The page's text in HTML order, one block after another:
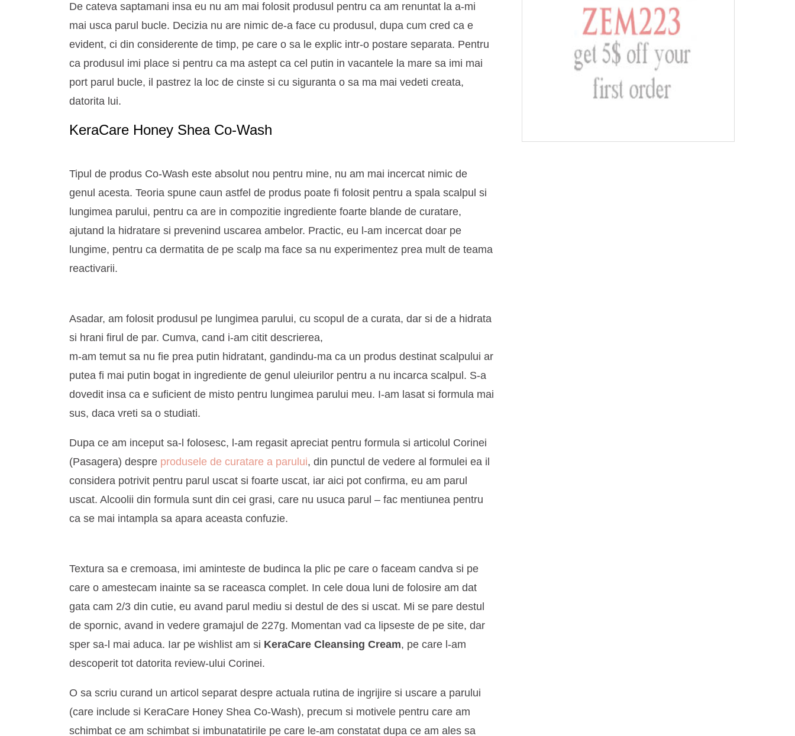
De cateva saptamani insa eu nu am mai folosit produsul pentru ca am renuntat la a-mi
mai usca parul bucle. Decizia nu are nimic de-a face cu produsul, dupa cum cred ca e
evident, ci din considerente de timp, pe care o sa le explic intr-o postare separata. Pentru
ca produsul imi place si pentru ca ma astept ca cel putin in vacantele la mare sa imi mai
port parul bucle, il pastrez la loc de cinste si cu siguranta o sa ma mai vedeti creata,
datorita lui.
KeraCare Honey Shea Co-Wash
Tipul de produs Co-Wash este absolut nou pentru mine, nu am mai incercat nimic de
genul acesta. Teoria spune caun astfel de produs poate fi folosit pentru a spala scalpul si
lungimea parului, pentru ca are in compozitie ingrediente foarte blande de curatare,
ajutand la hidratare si prevenind uscarea ambelor. Practic, eu l-am incercat doar pe
lungime, pentru ca dermatita de pe scalp ma face sa nu experimentez prea mult de teama
reactivarii.
Asadar, am folosit produsul pe lungimea parului, cu scopul de a curata, dar si de a hidrata
si hrani firul de par. Cumva, cand i-am citit descrierea,
m-am temut sa nu fie prea putin hidratant, gandindu-ma ca un produs destinat scalpului ar
putea fi mai putin bogat in ingrediente de genul uleiurilor pentru a nu incarca scalpul. S-a
dovedit insa ca e suficient de misto pentru lungimea parului meu. I-am lasat si formula mai
sus, daca vreti sa o studiati.
Dupa ce am inceput sa-l folosesc, l-am regasit apreciat pentru formula si articolul Corinei
(Pasagera) despre produsele de curatare a parului, din punctul de vedere al formulei ea il
considera potrivit pentru parul uscat si foarte uscat, iar aici pot confirma, eu am parul
uscat. Alcoolii din formula sunt din cei grasi, care nu usuca parul – fac mentiunea pentru
ca se mai intampla sa apara aceasta confuzie.
Textura sa e cremoasa, imi aminteste de budinca la plic pe care o faceam candva si pe
care o amestecam inainte sa se raceasca complet. In cele doua luni de folosire am dat
gata cam 2/3 din cutie, eu avand parul mediu si destul de des si uscat. Mi se pare destul
de spornic, avand in vedere gramajul de 227g. Momentan vad ca lipseste de pe site, dar
sper sa-l mai aduca. Iar pe wishlist am si KeraCare Cleansing Cream, pe care l-am
descoperit tot datorita review-ului Corinei.
O sa scriu curand un articol separat despre actuala rutina de ingrijire si uscare a parului
(care include si KeraCare Honey Shea Co-Wash), precum si motivele pentru care am
schimbat ce am schimbat si imbunatatirile pe care le-am constatat dupa ce am ales sa